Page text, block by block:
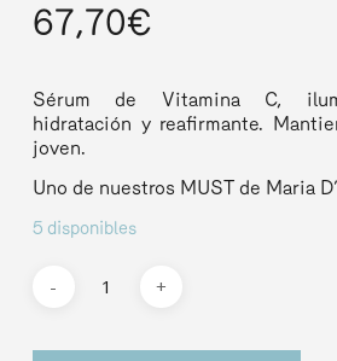
67,70€
Sérum de Vitamina C,
hidratación y reafirmante.
joven.
Uno de nuestros MUST de Maria
5 disponibles